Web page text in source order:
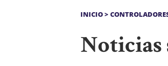
INICIO>
Noticias